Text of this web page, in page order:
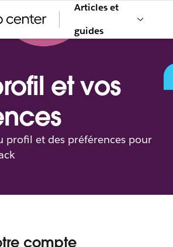
Articles et
guides
et vos
profil et des préférences pour
compte